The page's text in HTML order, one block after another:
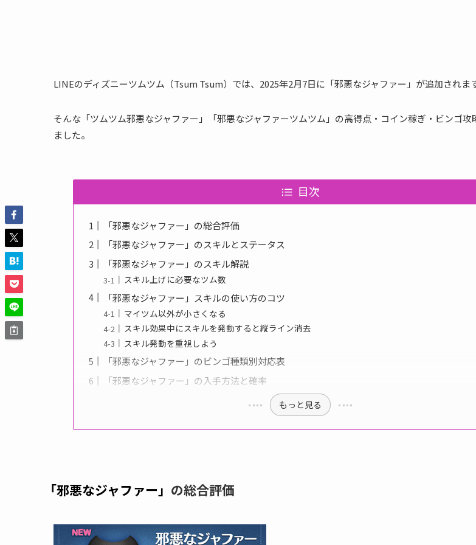
LINEのディズニーツムツム（Tsum Tsum）では、2025年2月7日に「邪悪なジャファー」が追加されます
そんな「ツムツム邪悪なジャファー」「邪悪なジャファーツムツム」の高得点・コイン稼ぎ・ビンゴ攻
ました。
目次
「邪悪なジャファー」の総合評価
「邪悪なジャファー」のスキルとステータス
「邪悪なジャファー」のスキル解説
スキル上げに必要なツム数
「邪悪なジャファー」スキルの使い方のコツ
マイツム以外が小さくなる
スキル効果中にスキルを発動すると縦ライン消去
スキル発動を重視しよう
「邪悪なジャファー」のビンゴ種類別対応表
「邪悪なジャファー」の入手方法と確率
もっと見る
「邪悪なジャファー」 の総合評価